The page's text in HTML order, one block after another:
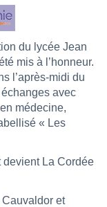
du lycée Jean
mis à l’honneur.
l’après-midi du
avec
médecine,
« Les
devient La Cordée
Cauvaldor et